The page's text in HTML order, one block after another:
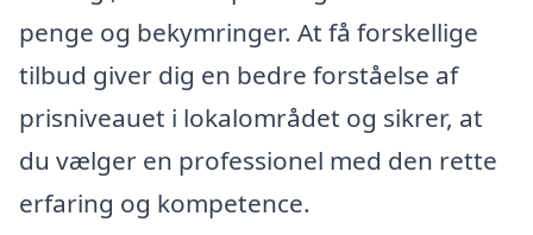
penge og bekymringer. At få forskellige
tilbud giver dig en bedre forståelse af
prisniveauet i lokalområdet og sikrer, at
du vælger en professionel med den rette
erfaring og kompetence.